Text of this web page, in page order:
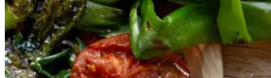
Gem opskrift
Vegansk
Vegetarisk